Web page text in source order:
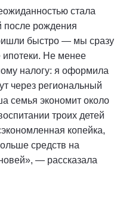
стала
после рождения
быстро — мы сразу
ипотеки. Не менее
налогу: я оформила
через региональный
семья экономит около
троих детей
копейка,
средств на
— рассказала